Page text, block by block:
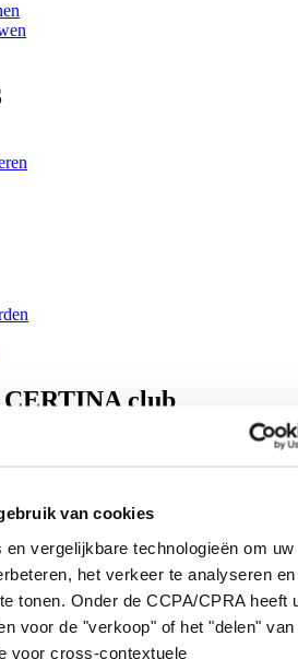
van cookies
vergelijkbare technologieën om uw
het verkeer te analyseren en
tonen. Onder de CCPA/CPRA heeft
voor de "verkoop" of het "delen" van
voor cross-contextuele
club
aanbiedingen en